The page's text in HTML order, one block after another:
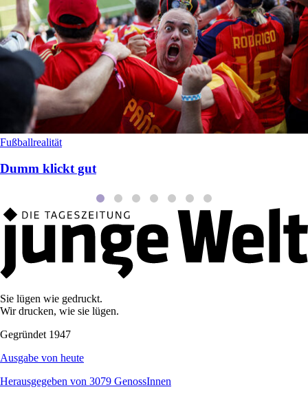
Fußballrealität
Dumm klickt gut
Sie lügen wie gedruckt.
Wir drucken, wie sie lügen.
Gegründet 1947
Ausgabe von heute
Herausgegeben von 3079 GenossInnen